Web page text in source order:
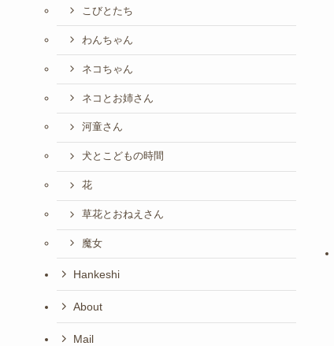
こびとたち
わんちゃん
ネコちゃん
ネコとお姉さん
河童さん
犬とこどもの時間
花
草花とおねえさん
魔女
Hankeshi
About
Mail